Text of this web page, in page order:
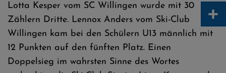
Lotta Kesper vom SC Willingen wurde mit 30
Zählern Dritte. Lennox Anders vom Ski-Club
Willingen kam bei den Schülern U13 männlich mit
12 Punkten auf den fünften Platz. Einen
Doppelsieg im wahrsten Sinne des Wortes
+